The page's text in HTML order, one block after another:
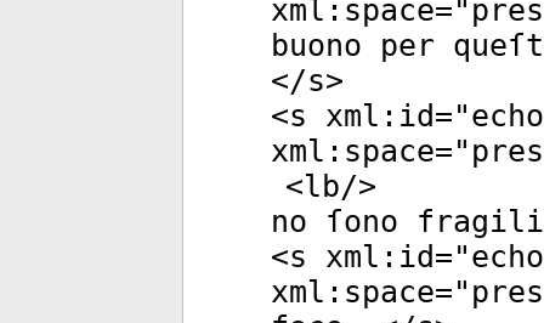
xml:space="
buono per
</s>
<s xml:id="
xml:space="
<lb/>
no ſono
<s xml:id="
xml:space="